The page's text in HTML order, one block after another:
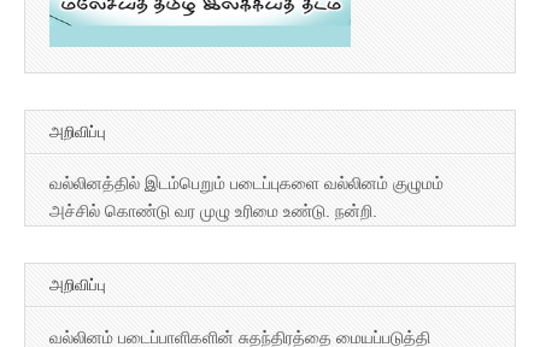
அறிவிப்பு
வல்லினத்தில் இடம்பெறும் படைப்புகளை வல்லினம் குழுமம்
அச்சில் கொண்டு வர முழு உரிமை உண்டு. நன்றி.
அறிவிப்பு
வல்லினம் படைப்பாளிகளின் சுதந்திரத்தை மையப்படுத்தி